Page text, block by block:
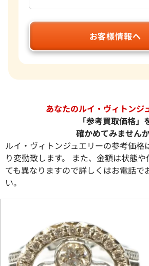
お客様情報へ
あなたのルイ・ヴィトンジ
「参考買取価格」
確かめてみません
ルイ・ヴィトンジュエリーの参考価格
り変動致します。 また、金額は状態
ても異なりますので詳しくはお電話で
い。